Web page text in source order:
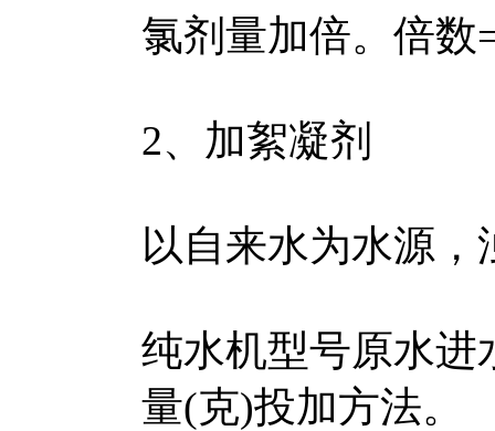
氯剂量加倍。倍数
2、加絮凝剂
以自来水为水源，
纯水机型号原水进
量(克)投加方法。